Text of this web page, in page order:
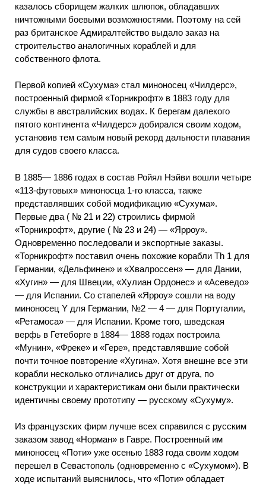
казалось сборищем жалких шлюпок, обладавших
ничтожными боевыми возможностями. Поэтому на сей
раз британское Адмиралтейство выдало заказ на
строительство аналогичных кораблей и для
собственного флота.
Первой копией «Сухума» стал миноносец «Чилдерс»,
построенный фирмой «Торникрофт» в 1883 году для
службы в австралийских водах. К берегам далекого
пятого континента «Чилдерс» добирался своим ходом,
установив тем самым новый рекорд дальности плавания
для судов своего класса.
В 1885— 1886 годах в состав Ройял Нэйви вошли четыре
«113-футовых» миноносца 1-го класса, также
представлявших собой модификацию «Сухума».
Первые два ( № 21 и 22) строились фирмой
«Торникрофт», другие ( № 23 и 24) — «Ярроу».
Одновременно последовали и экспортные заказы.
«Торникрофт» поставил очень похожие корабли Th 1 для
Германии, «Дельфинен» и «Хвалроссен» — для Дании,
«Хугин» — для Швеции, «Хулиан Ордонес» и «Асеведо»
— для Испании. Со стапелей «Ярроу» сошли на воду
миноносец Y для Германии, №2 — 4 — для Португалии,
«Ретамоса» — для Испании. Кроме того, шведская
верфь в Гетеборге в 1884— 1888 годах построила
«Мунин», «Фреке» и «Гере», представлявшие собой
почти точное повторение «Хугина». Хотя внешне все эти
корабли несколько отличались друг от друга, по
конструкции и характеристикам они были практически
идентичны своему прототипу — русскому «Сухуму».
Из французских фирм лучше всех справился с русским
заказом завод «Норман» в Гавре. Построенный им
миноносец «Поти» уже осенью 1883 года своим ходом
перешел в Севастополь (одновременно с «Сухумом»). В
ходе испытаний выяснилось, что «Поти» обладает